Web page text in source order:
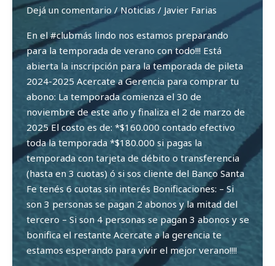
Dejá un comentario /Noticias / Javier Farias
En el #clubmás lindo nos estamos preparando
para la temporada de verano con todo!!! Está
abierta la inscripción para la temporada de pileta
2024-2025 Acercate a Gerencia para comprar tu
abono: La temporada comienza el 30 de
noviembre de este año y finaliza el 2 de marzo de
2025 El costo es de: *$160.000 contado efectivo
toda la temporada *$180.000 si pagas la
temporada con tarjeta de débito o transferencia
(hasta en 3 cuotas) ó si sos cliente del Banco Santa
Fe tenés 6 cuotas sin interés Bonificaciones: – Si
son 3 personas se pagan 2 abonos y la mitad del
tercero – Si son 4 personas se pagan 3 abonos y se
bonifica el restante Acercate a la gerencia te
estamos esperando para vivir el mejor verano!!!!